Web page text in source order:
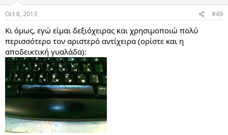
Oct 8, 2013 #49
Κι όμως, εγώ είμαι δεξιόχειρας και χρησιμοποιώ πολύ
περισσότερο τον αριστερό αντίχειρα (ορίστε και η
αποδεικτική γυαλάδα):